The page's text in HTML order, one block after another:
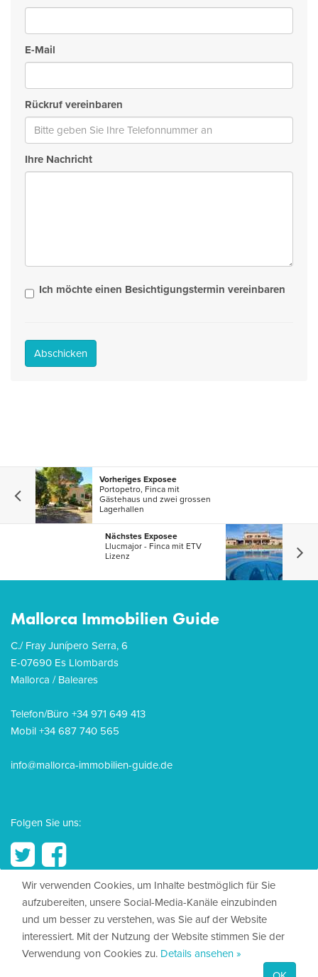
E-Mail
Rückruf vereinbaren
Ihre Nachricht
Ich möchte einen Besichtigungstermin vereinbaren
Abschicken
Vorheriges Exposee
Portopetro, Finca mit
Gästehaus und zwei grossen
Lagerhallen
Nächstes Exposee
Llucmajor - Finca mit ETV
Lizenz
Mallorca Immobilien Guide
C./ Fray Junípero Serra, 6
E-07690 Es Llombards
Mallorca / Baleares
Telefon/Büro +34 971 649 413
Mobil +34 687 740 565
info@mallorca-immobilien-guide.de
Folgen Sie uns:
© 2026, Mallorca Immobilien Guide
Impressum
Wir verwenden Cookies, um Inhalte bestmöglich für Sie
aufzubereiten, unsere Social-Media-Kanäle einzubinden
und um besser zu verstehen, was Sie auf der Website
interessiert. Mit der Nutzung der Website stimmen Sie der
Verwendung von Cookies zu. Details ansehen »